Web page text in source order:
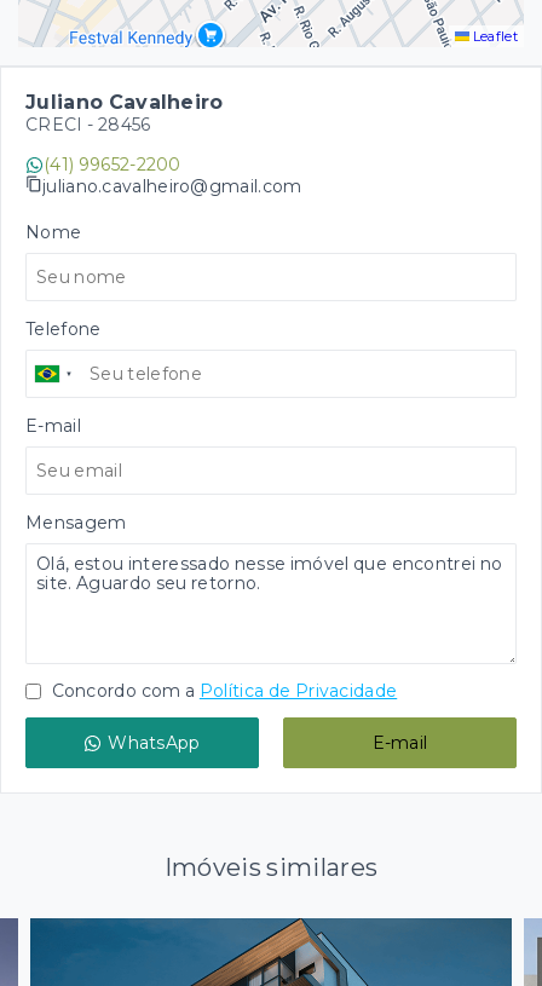
Leaflet
Juliano Cavalheiro
CRECI - 28456
(41) 99652-2200
juliano.cavalheiro@gmail.com
Nome
Telefone
E-mail
Mensagem
Concordo com a Política de Privacidade
WhatsApp E-mail
Imóveis similares